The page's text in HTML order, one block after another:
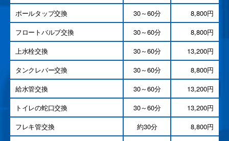
ポールタップ交換
30～60分
8,800円
フロートバルブ交換
30～60分
8,800円
上水栓交換
30～60分
13,200円
タンクレバー交換
30～60分
8,800円
給水管交換
30～60分
13,200円
トイレの蛇口交換
30～60分
13,200円
フレキ管交換
約30分
8,800円